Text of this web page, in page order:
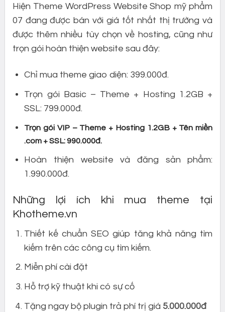
Hiện Theme WordPress Website Shop mỹ phẩm
07 đang được bán với giá tốt nhất thị trường và
được thêm nhiều tùy chọn về hosting, cũng như
trọn gói hoàn thiện website sau đây:
Chỉ mua theme giao diện: 399.000đ.
Trọn gói Basic – Theme + Hosting 1.2GB +
SSL: 799.000đ.
Trọn gói VIP – Theme + Hosting 1.2GB + Tên miền
.com + SSL: 990.000đ.
Hoàn thiện website và đăng sản phẩm:
1.990.000đ.
Những lợi ích khi mua theme tại
Khotheme.vn
Thiết kế chuẩn SEO giúp tăng khả năng tìm
kiếm trên các công cụ tìm kiếm.
Miễn phí cài đặt
Hỗ trợ kỹ thuật khi có sự cố
Tặng ngay bộ plugin trả phí trị giá 5.000.000đ